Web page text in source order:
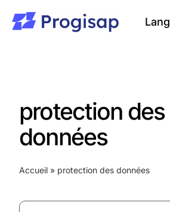
contenu
Clients
Lang
protection des
données
Accueil» protection des données
Rechercher: